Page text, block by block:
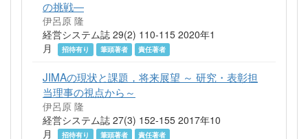
の挑戦―
伊呂原 隆
経営システム誌 29(2) 110-115 2020年1
月
招待有り 筆頭著者 責任著者
JIMAの現状と課題，将来展望 ～ 研究・表彰担
当理事の視点から～
伊呂原 隆
経営システム誌 27(3) 152-155 2017年10
月
招待有り 筆頭著者 責任著者